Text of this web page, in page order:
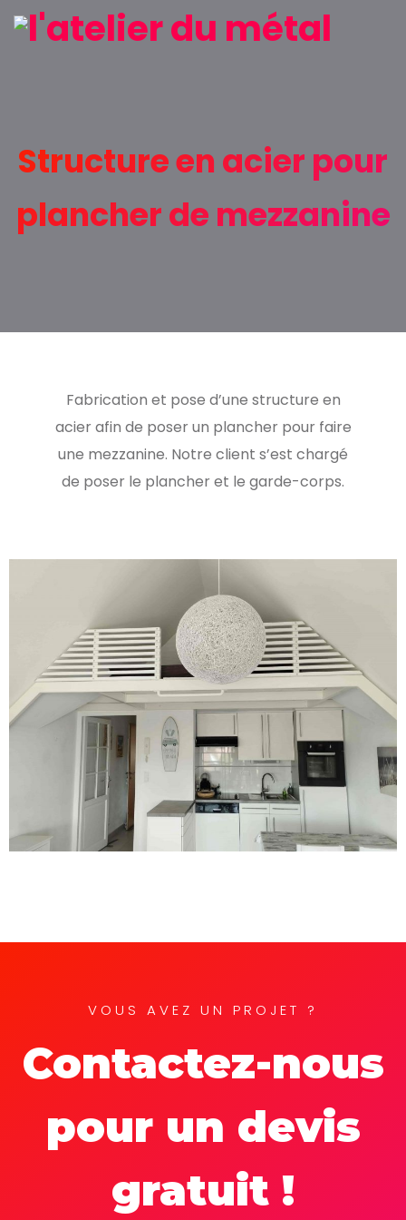
Structure en acier pour
plancher de mezzanine
Fabrication et pose d’une structure en
acier afin de poser un plancher pour faire
une mezzanine. Notre client s’est chargé
de poser le plancher et le garde-corps.
VOUS AVEZ UN PROJET ?
Contactez-nous
pour un devis
gratuit !